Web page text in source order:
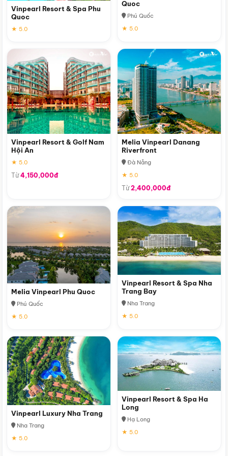
Vinpearl Resort & Spa Phu
Quoc
★ 5.0
Quoc
Phú Quốc
★ 5.0
Vinpearl Resort & Golf Nam
Hội An
★ 5.0
Từ4,150,000đ
Melia Vinpearl Danang
Riverfront
Đà Nẵng
★ 5.0
Từ2,400,000đ
Melia Vinpearl Phu Quoc
Phú Quốc
★ 5.0
Vinpearl Resort & Spa Nha
Trang Bay
Nha Trang
★ 5.0
Vinpearl Luxury Nha Trang
Nha Trang
★ 5.0
Vinpearl Resort & Spa Ha
Long
Hạ Long
★ 5.0